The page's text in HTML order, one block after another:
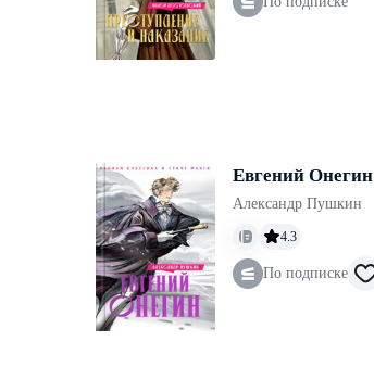
Евгений Онегин
Александр Пушкин
4.3
По подписке